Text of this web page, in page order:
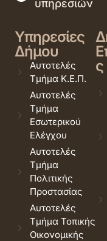
υπηρεσιών
Υπηρεσίες
Δήμου
Αυτοτελές
Τμήμα Κ.Ε.Π.
Αυτοτελές
Τμήμα
Εσωτερικού
Ελέγχου
Αυτοτελές
Τμήμα
Πολιτικής
Προστασίας
Αυτοτελές
Τμήμα Τοπικής
Οικονομικής